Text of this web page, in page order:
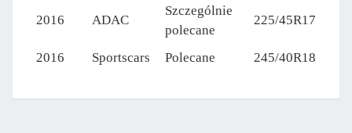
2016 ADAC
Szczególnie
polecane
225/45R17
2016 Sportscars Polecane 245/40R18